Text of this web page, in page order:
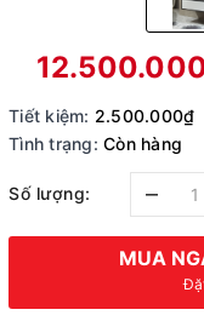
Tiết kiệm: 2.500.000₫
Tình trạng: Còn hàng
Số lượng: –
MUA